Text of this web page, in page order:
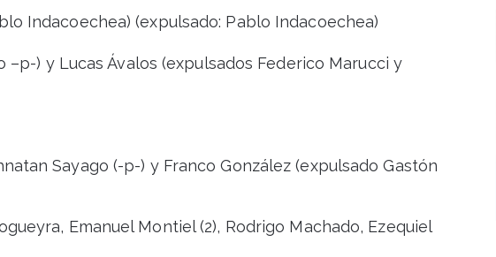
Indacoechea) (expulsado: Pablo Indacoechea)
–p-) y Lucas Ávalos (expulsados Federico Marucci y
Sayago (-p-) y Franco González (expulsado Gastón
Emanuel Montiel (2), Rodrigo Machado, Ezequiel